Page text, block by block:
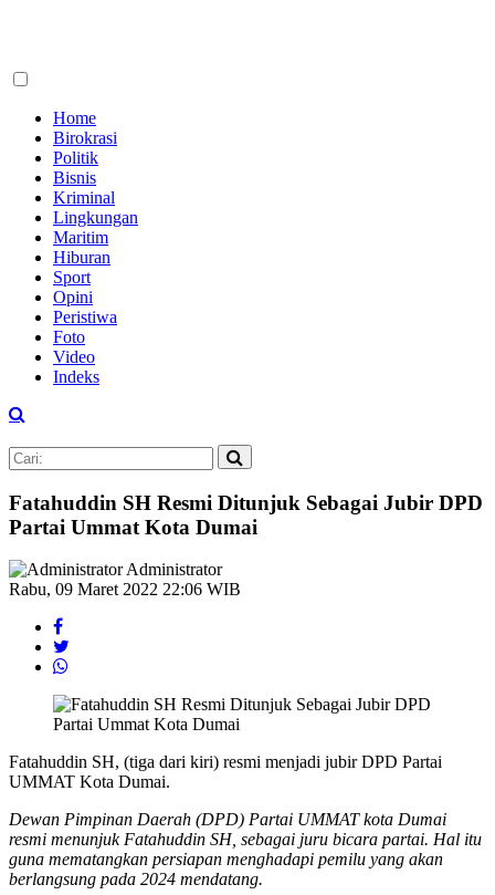
Home
Birokrasi
Politik
Bisnis
Kriminal
Lingkungan
Maritim
Hiburan
Sport
Opini
Peristiwa
Foto
Video
Indeks
Fatahuddin SH Resmi Ditunjuk Sebagai Jubir DPD
Partai Ummat Kota Dumai
Administrator
Rabu, 09 Maret 2022 22:06 WIB
Fatahuddin SH, (tiga dari kiri) resmi menjadi jubir DPD Partai
UMMAT Kota Dumai.
Dewan Pimpinan Daerah (DPD) Partai UMMAT kota Dumai
resmi menunjuk Fatahuddin SH, sebagai juru bicara partai. Hal itu
guna mematangkan persiapan menghadapi pemilu yang akan
berlangsung pada 2024 mendatang.